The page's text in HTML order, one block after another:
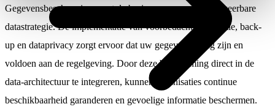
Gegevensbescherming moet de basis vormen voor elke weerbare
datastrategie. De implementatie van voorbedachte encryptie, back-
up en dataprivacy zorgt ervoor dat uw gegevens veilig zijn en
voldoen aan de regelgeving. Door deze bescherming direct in de
data-architectuur te integreren, kunnen organisaties continue
beschikbaarheid garanderen en gevoelige informatie beschermen.